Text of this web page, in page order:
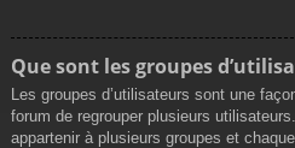
Que sont les groupes
Les groupes d’utilisateurs sont une
forum de regrouper plusieurs
appartenir à plusieurs groupes et